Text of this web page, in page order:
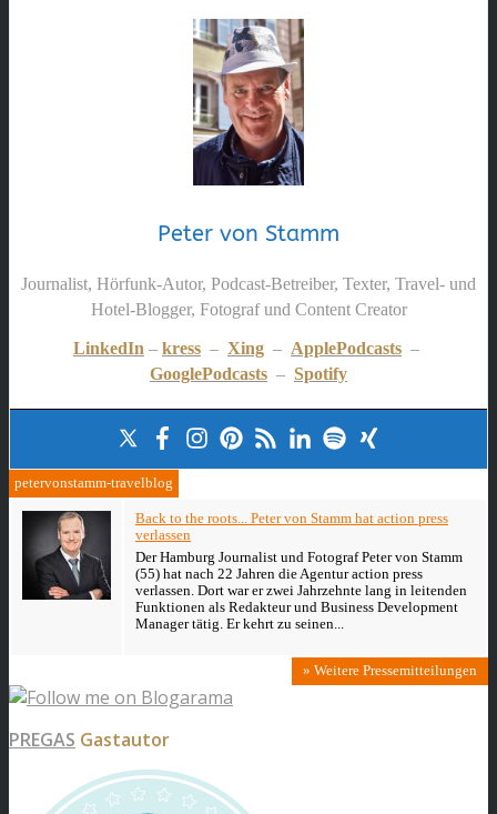
Peter von Stamm
Journalist, Hörfunk-Autor, Podcast-Betreiber, Texter, Travel- und
Hotel-Blogger, Fotograf und Content Creator
LinkedIn – kress – Xing – ApplePodcasts –
GooglePodcasts – Spotify
petervonstamm-travelblog
Back to the roots... Peter von Stamm hat action press
verlassen
Der Hamburg Journalist und Fotograf Peter von Stamm
(55) hat nach 22 Jahren die Agentur action press
verlassen. Dort war er zwei Jahrzehnte lang in leitenden
Funktionen als Redakteur und Business Development
Manager tätig. Er kehrt zu seinen...
» Weitere Pressemitteilungen
PREGAS Gastautor